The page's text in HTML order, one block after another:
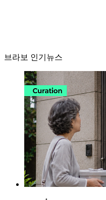
브라보 인기뉴스